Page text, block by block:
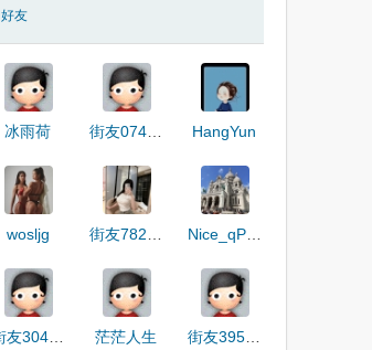
好友
冰雨荷 街友07441200 HangYun
wosljg Nice_qPZ86
街友30424585 茫茫人生 街友39543163